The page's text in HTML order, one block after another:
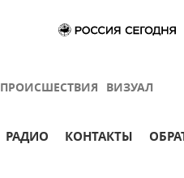
ПРОИСШЕСТВИЯ ВИЗУАЛ
РАДИО КОНТАКТЫ